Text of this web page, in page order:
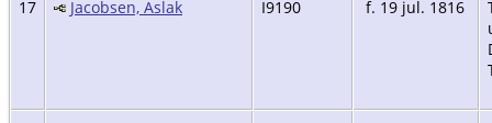
17 Jacobsen, Aslak I9190 f. 19 jul. 1816